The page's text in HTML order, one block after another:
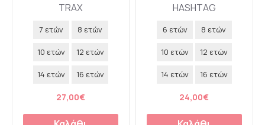
TRAX
7 ετών 8 ετών
10 ετών 12 ετών
14 ετών 16 ετών
27,00€
HASHTAG
6 ετών 8 ετών
10 ετών 12 ετών
14 ετών 16 ετών
24,00€